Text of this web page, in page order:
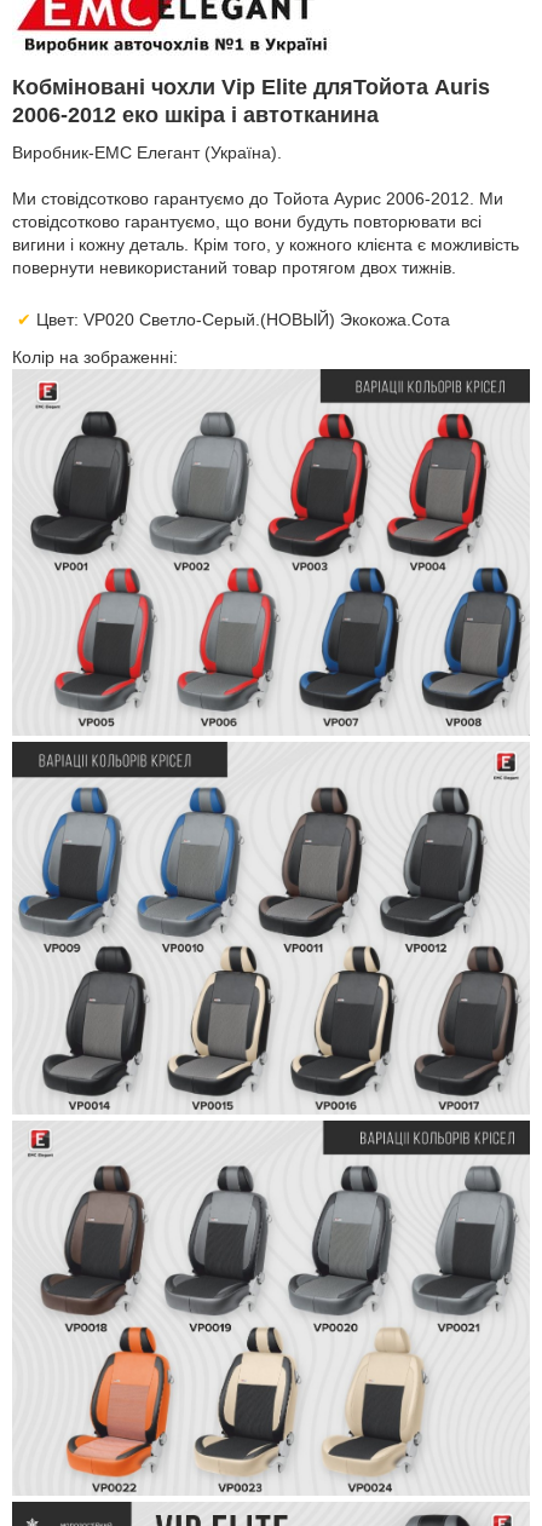
Кобміновані чохли Vip Elite дляТойота Auris
2006-2012 еко шкіра і автотканина
Виробник-EMC Елегант (Україна).
Ми стовідсотково гарантуємо до Тойота Аурис 2006-2012. Ми
стовідсотково гарантуємо, що вони будуть повторювати всі
вигини і кожну деталь. Крім того, у кожного клієнта є можливість
повернути невикористаний товар протягом двох тижнів.
Цвет: VP020 Светло-Серый.(НОВЫЙ) Экокожа.Сота
Колір на зображенні: